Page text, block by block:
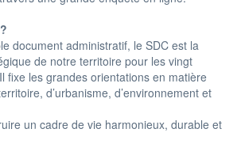
document administratif, le SDC est la
de notre territoire pour les vingt
fixe les grandes orientations en matière
d’urbanisme, d’environnement et
un cadre de vie harmonieux, durable et